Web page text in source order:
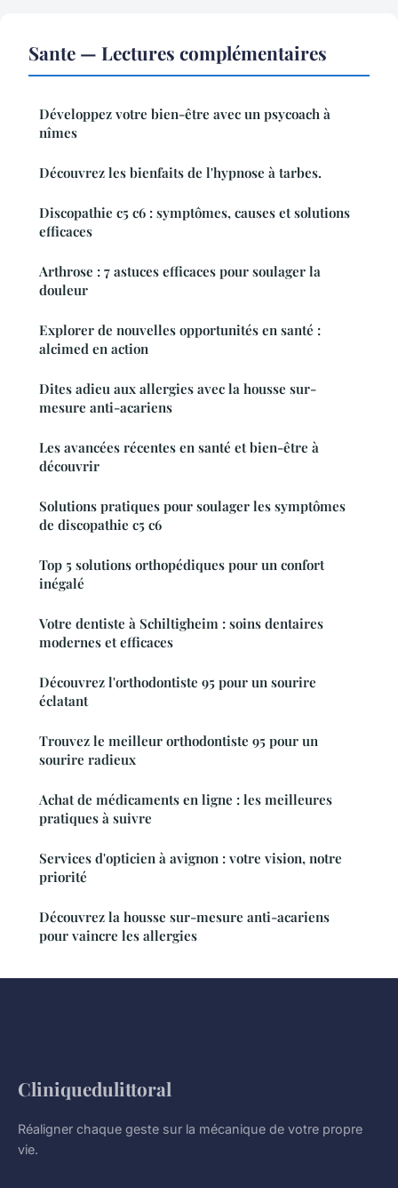
Sante — Lectures complémentaires
Développez votre bien-être avec un psycoach à
nîmes
Découvrez les bienfaits de l'hypnose à tarbes.
Discopathie c5 c6 : symptômes, causes et solutions
efficaces
Arthrose : 7 astuces efficaces pour soulager la
douleur
Explorer de nouvelles opportunités en santé :
alcimed en action
Dites adieu aux allergies avec la housse sur-
mesure anti-acariens
Les avancées récentes en santé et bien-être à
découvrir
Solutions pratiques pour soulager les symptômes
de discopathie c5 c6
Top 5 solutions orthopédiques pour un confort
inégalé
Votre dentiste à Schiltigheim : soins dentaires
modernes et efficaces
Découvrez l'orthodontiste 95 pour un sourire
éclatant
Trouvez le meilleur orthodontiste 95 pour un
sourire radieux
Achat de médicaments en ligne : les meilleures
pratiques à suivre
Services d'opticien à avignon : votre vision, notre
priorité
Découvrez la housse sur-mesure anti-acariens
pour vaincre les allergies
Cliniquedulittoral
Réaligner chaque geste sur la mécanique de votre propre
vie.